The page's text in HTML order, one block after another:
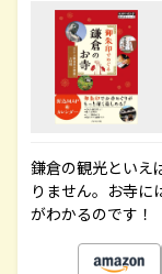
鎌倉の観光といえ
りません。お寺に
がわかるのです！